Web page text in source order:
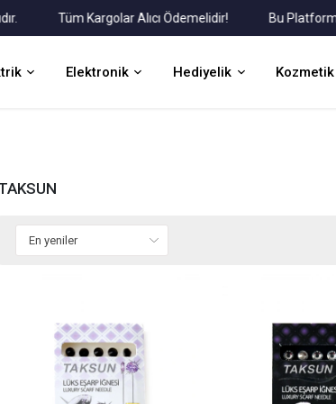
Tüm Kargolar Alıcı Ödemelidir! Bu Platform
Elektronik Hediyelik Kozmetik